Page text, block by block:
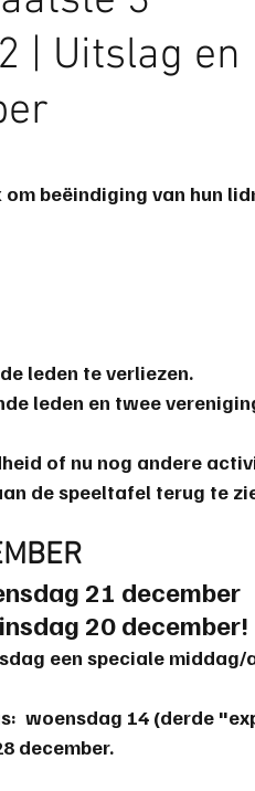
2020
| Uitslag en
om beëindiging van hun
leden te verliezen.
leden en twee
of nu nog andere
de speeltafel terug te
21 december
20 december!
een speciale
woensdag 14 (derde
december.